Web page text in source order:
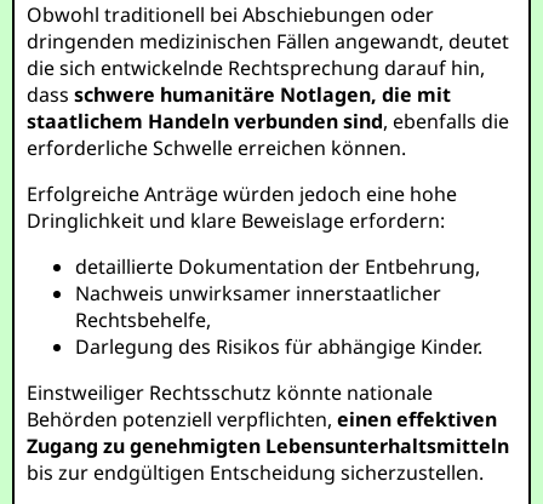
Obwohl traditionell bei Abschiebungen oder
dringenden medizinischen Fällen angewandt, deutet
die sich entwickelnde Rechtsprechung darauf hin,
dassschwere humanitäre Notlagen, die mit
staatlichem Handeln verbunden sind, ebenfalls die
erforderliche Schwelle erreichen können.
Erfolgreiche Anträge würden jedoch eine hohe
Dringlichkeit und klare Beweislage erfordern:
detaillierte Dokumentation der Entbehrung,
Nachweis unwirksamer innerstaatlicher
Rechtsbehelfe,
Darlegung des Risikos für abhängige Kinder.
Einstweiliger Rechtsschutz könnte nationale
Behörden potenziell verpflichten,einen effektiven
Zugang zu genehmigten Lebensunterhaltsmitteln
bis zur endgültigen Entscheidung sicherzustellen.